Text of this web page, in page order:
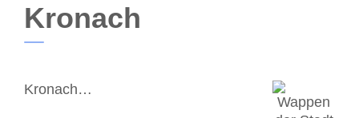
Kronach
Kronach…